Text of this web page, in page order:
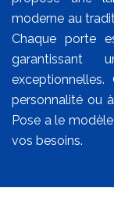
moderne au
Chaque porte
personnalité ou
Pose a le
vos besoins.